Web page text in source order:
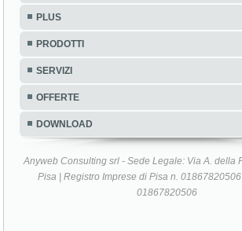
PLUS
PRODOTTI
SERVIZI
OFFERTE
DOWNLOAD
Anyweb Consulting srl - Sede Legale: Via A. della
Pisa | Registro Imprese di Pisa n. 01867820506
01867820506